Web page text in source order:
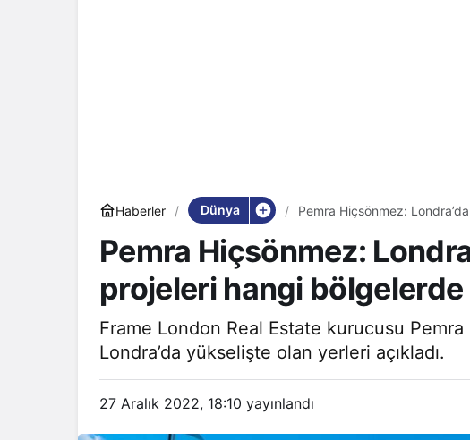
Haberler Dünya
Pemra Hiçsönmez:
Pemra Hiçsönmez:
projeleri hangi bölgelerde
Frame London Real Estate kurucusu
Londra’da yükselişte olan yerleri açıkladı.
27 Aralık 2022, 18:10 yayınlandı